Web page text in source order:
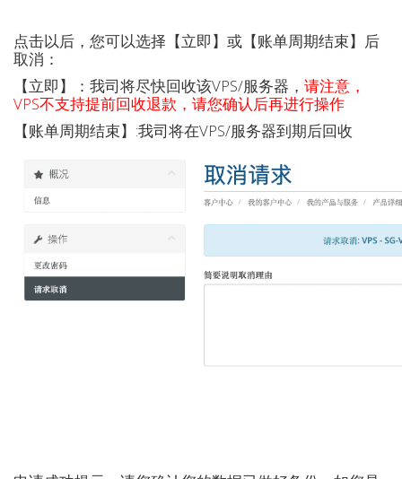
点击以后，您可以选择【立即】或【账单周期结束】后
取消：
【立即】：我司将尽快回收该VPS/服务器， 请注意，
VPS不支持提前回收退款，请您确认后再进行操作
【账单周期结束】:我司将在VPS/服务器到期后回收